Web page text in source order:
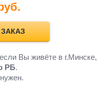
Вы живёте в г.Минске,
РБ.